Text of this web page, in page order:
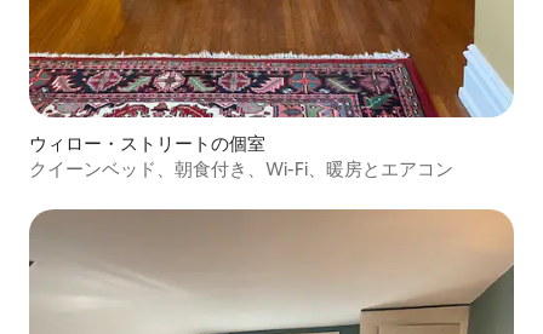
ウィロー・ストリートの個室
クイーンベッド、朝食付き、Wi-Fi、暖房とエアコン